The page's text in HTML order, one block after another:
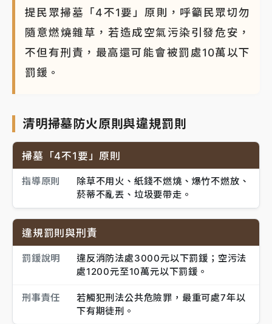
提民眾掃墓「4不1要」原則，呼籲民眾切勿
隨意燃燒雜草，若造成空氣污染引發危安，
不但有刑責，最高還可能會被罰處10萬以下
罰鍰。
清明掃墓防火原則與違規罰則
掃墓「4不1要」原則
指導原則
除草不用火、紙錢不燃燒、爆竹不燃放、
菸蒂不亂丟、垃圾要帶走。
違規罰則與刑責
罰鍰說明
違反消防法處3000元以下罰鍰；空污法
處1200元至10萬元以下罰鍰。
刑事責任
若觸犯刑法公共危險罪，最重可處7年以
下有期徒刑。